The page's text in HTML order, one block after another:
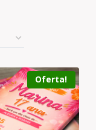
Oferta!